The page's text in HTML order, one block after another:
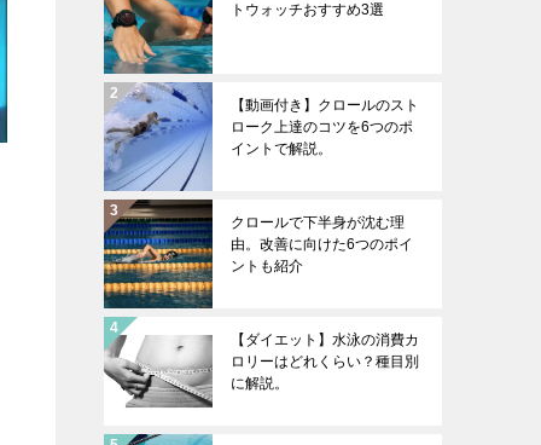
トウォッチおすすめ3選
【動画付き】クロールのスト
ローク上達のコツを6つのポ
イントで解説。
クロールで下半身が沈む理
由。改善に向けた6つのポイ
ントも紹介
【ダイエット】水泳の消費カ
ロリーはどれくらい？種目別
に解説。